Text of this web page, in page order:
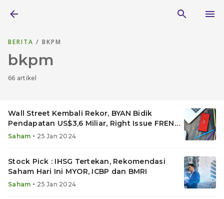
BERITA / BKPM
bkpm
66 artikel
Wall Street Kembali Rekor, BYAN Bidik
Pendapatan US$3,6 Miliar, Right Issue FREN
Rp8,57 Triliun
Saham • 25 Jan 2024
Stock Pick : IHSG Tertekan, Rekomendasi
Saham Hari Ini MYOR, ICBP dan BMRI
Saham • 25 Jan 2024